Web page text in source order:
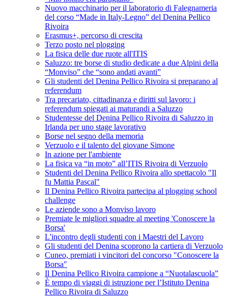
Nuovo macchinario per il laboratorio di Falegnameria
del corso “Made in Italy-Legno” del Denina Pellico
Rivoira
Erasmus+, percorso di crescita
Terzo posto nel plogging
La fisica delle due ruote all'ITIS
Saluzzo: tre borse di studio dedicate a due Alpini della
“Monviso” che “sono andati avanti”
Gli studenti del Denina Pellico Rivoira si preparano al
referendum
Tra precariato, cittadinanza e diritti sul lavoro: i
referendum spiegati ai maturandi a Saluzzo
Studentesse del Denina Pellico Rivoira di Saluzzo in
Irlanda per uno stage lavorativo
Borse nel segno della memoria
Verzuolo e il talento del giovane Simone
In azione per l'ambiente
La fisica va “in moto” all’ITIS Rivoira di Verzuolo
Studenti del Denina Pellico Rivoira allo spettacolo "Il
fu Mattia Pascal"
Il Denina Pellico Rivoira partecipa al plogging school
challenge
Le aziende sono a Monviso lavoro
Premiate le migliori squadre al meeting 'Conoscere la
Borsa'
L'incontro degli studenti con i Maestri del Lavoro
Gli studenti del Denina scoprono la cartiera di Verzuolo
Cuneo, premiati i vincitori del concorso "Conoscere la
Borsa"
Il Denina Pellico Rivoira campione a “Nuotalascuola”
È tempo di viaggi di istruzione per l’Istituto Denina
Pellico Rivoira di Saluzzo